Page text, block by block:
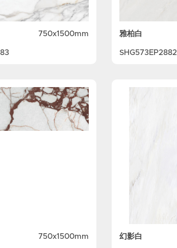
750x1500mm 雅柏白
SHG573EP2882
750x1500mm 幻影白